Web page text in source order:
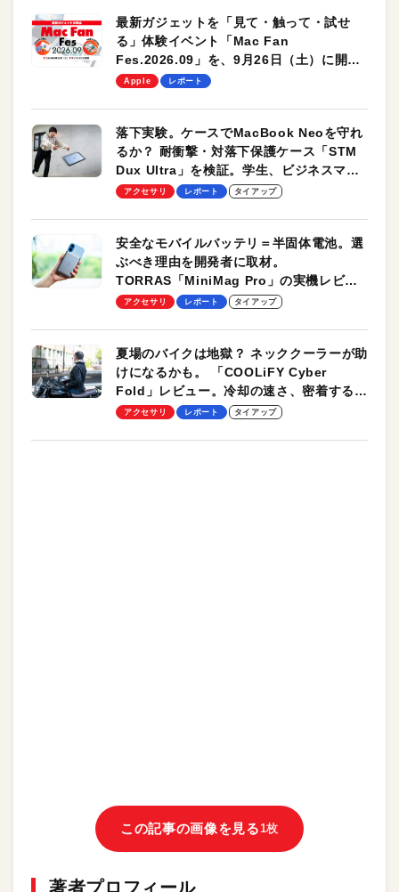
最新ガジェットを「見て・触って・試せ
る」体験イベント「Mac Fan
Fes.2026.09」を、9月26日（土）に開催
します！
Apple レポート
落下実験。ケースでMacBook Neoを守れ
るか？ 耐衝撃・対落下保護ケース「STM
Dux Ultra」を検証。学生、ビジネスマン
のモバイルユースに最適！
アクセサリ レポート タイアップ
安全なモバイルバッテリ＝半固体電池。選
ぶべき理由を開発者に取材。
TORRAS「MiniMag Pro」の実機レビュ
ーも
アクセサリ レポート タイアップ
夏場のバイクは地獄？ ネッククーラーが助
けになるかも。 「COOLiFY Cyber
Fold」レビュー。冷却の速さ、密着する冷
却プレート、シンプルな操作性がグッド！
アクセサリ レポート タイアップ
この記事の画像を見る1枚
著者プロフィール